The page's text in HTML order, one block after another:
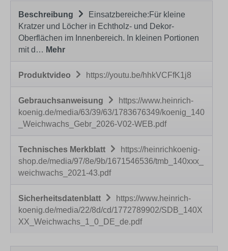
Beschreibung
Einsatzbereiche:Für kleine
Kratzer und Löcher in Echtholz- und Dekor-
Oberflächen im Innenbereich. In kleinen Portionen
mit d… Mehr
Produktvideo https://youtu.be/hhkVCFfK1j8
Gebrauchsanweisung
https://www.heinrich-
koenig.de/media/63/39/63/1783676349/koenig_140
_Weichwachs_Gebr_2026-V02-WEB.pdf
Technisches Merkblatt
https://heinrichkoenig-
shop.de/media/97/8e/9b/1671546536/tmb_140xxx_
weichwachs_2021-43.pdf
Sicherheitsdatenblatt
https://www.heinrich-
koenig.de/media/22/8d/cd/1772789902/SDB_140X
XX_Weichwachs_1_0_DE_de.pdf